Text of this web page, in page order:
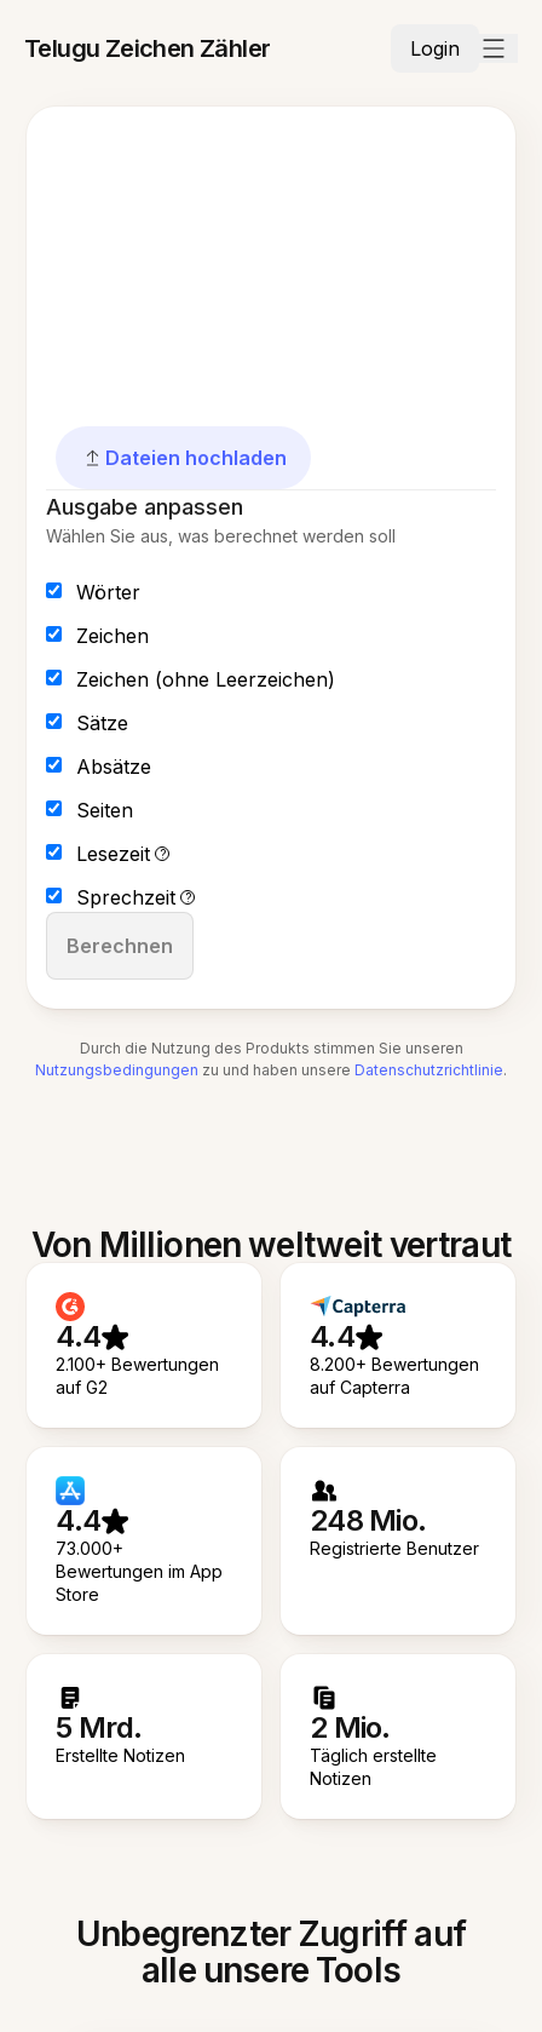
Telugu Zeichen Zähler Login
Dateien hochladen
Ausgabe anpassen
Wählen Sie aus, was berechnet werden soll
Wörter
Zeichen
Zeichen (ohne Leerzeichen)
Sätze
Absätze
Seiten
Lesezeit
?
Sprechzeit ?
Berechnen
Durch die Nutzung des Produkts stimmen Sie unseren
Nutzungsbedingungen zu und haben unsere Datenschutzrichtlinie.
Von Millionen weltweit vertraut
4.4
2.100+ Bewertungen
auf G2
4.4
8.200+ Bewertungen
auf Capterra
4.4
73.000+
Bewertungen im App
Store
248 Mio.
Registrierte Benutzer
5 Mrd.
Erstellte Notizen
2 Mio.
Täglich erstellte
Notizen
Unbegrenzter Zugriff auf
alle unsere Tools